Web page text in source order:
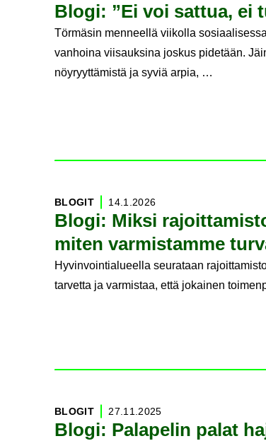
Blogi: ”Ei voi sat­tua, ei
Törmäsin menneellä viikolla
vanhoina viisauksina joskus pidetään.
nöyryyttämistä ja syviä arpia, …
Blogi: Miksi
miten var­mis­tam­me
BLO­GIT 14.1.2026
Hyvinvointialueella seurataan
tarvetta ja varmistaa, että jokainen
Blogi: Pa­la­pe­lin palat
BLO­GIT 27.11.2025